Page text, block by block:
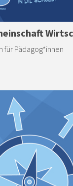
für Pädagog*innen